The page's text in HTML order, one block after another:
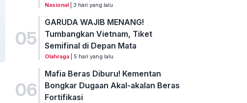
Nasional | 3 hari yang lalu
05
GARUDA WAJIB MENANG!
Tumbangkan Vietnam, Tiket
Semifinal di Depan Mata
Olahraga | 5 hari yang lalu
06
Mafia Beras Diburu! Kementan
Bongkar Dugaan Akal-akalan Beras
Fortifikasi